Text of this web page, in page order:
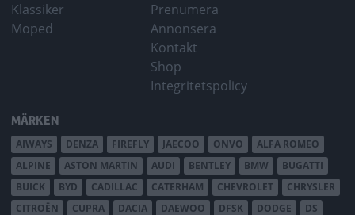
Klassiker
Moped
Prenumera
Annonsera
Kontakt
Shop
Integritetspolicy
MÄRKEN
AIWAYS DENZA FIREFLY JAECOO ONVO
ALFA ROMEO
ALPINE
ASTON MARTIN AUDI BENTLEY BMW
BUGATTI
BUICK
BYD CADILLAC CATERHAM CHEVROLET
CHRYSLER
CITROËN
CUPRA DACIA DAEWOO DFSK DODGE DS